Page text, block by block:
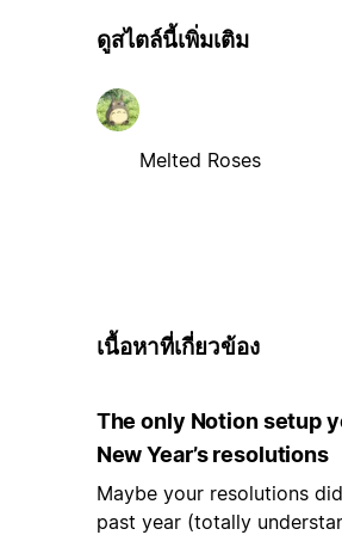
ดูสไตล์นี้เพิ่มเติม
Melted Roses
เนื้อหาที่เกี่ยวข้อง
The only Notion setup
New Year’s resolutions
Maybe your resolutions
past year (totally